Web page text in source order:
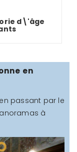
d\'âge
en
passant par le
à